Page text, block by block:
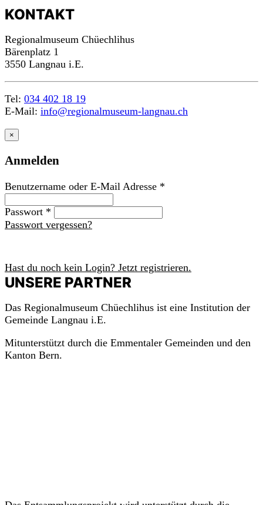
KONTAKT
Regionalmuseum Chüechlihus
Bärenplatz 1
3550 Langnau i.E.
Tel: 034 402 18 19
E-Mail: info@regionalmuseum-langnau.ch
×
Anmelden
Benutzername oder E-Mail Adresse *
Passwort *
Passwort vergessen?
Hast du noch kein Login? Jetzt registrieren.
UNSERE PARTNER
Das Regionalmuseum Chüechlihus ist eine Institution der
Gemeinde Langnau i.E.
Mitunterstützt durch die Emmentaler Gemeinden und den
Kanton Bern.